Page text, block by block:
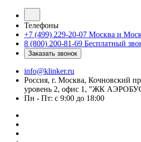
Телефоны
+7 (499) 229-20-07 Москва и
8 (800) 200-81-69 Бесплатный
Заказать звонок
info@klinker.ru
Россия, г. Москва, Кочновский
уровень 2, офис 1, "ЖК
Пн - Пт: с 9:00 до 18:00